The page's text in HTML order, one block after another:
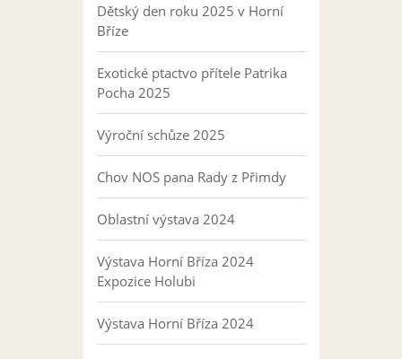
Dětský den roku 2025 v Horní
Bříze
Exotické ptactvo přítele Patrika
Pocha 2025
Výroční schůze 2025
Chov NOS pana Rady z Přimdy
Oblastní výstava 2024
Výstava Horní Bříza 2024
Expozice Holubi
Výstava Horní Bříza 2024